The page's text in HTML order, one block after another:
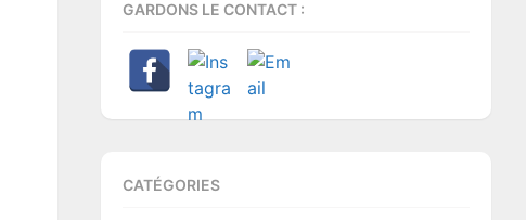
GARDONS LE CONTACT :
CATÉGORIES